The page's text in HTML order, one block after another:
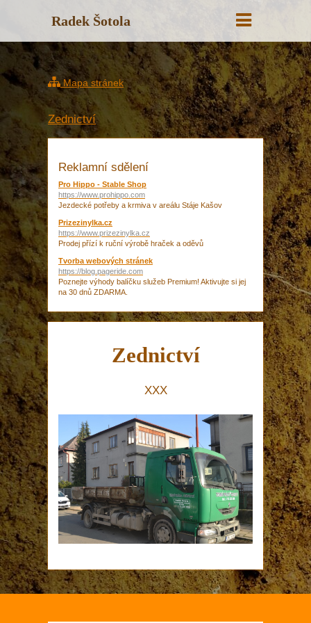
Radek Šotola
Mapa stránek
Zednictví
Reklamní sdělení
Pro Hippo - Stable Shop
https://www.prohippo.com
Jezdecké potřeby a krmiva v areálu Stáje Kašov
Prizezinylka.cz
https://www.prizezinylka.cz
Prodej přízí k ruční výrobě hraček a oděvů
Tvorba webových stránek
https://blog.pageride.com
Poznejte výhody balíčku služeb Premium! Aktivujte si jej
na 30 dnů ZDARMA.
Zednictví
XXX